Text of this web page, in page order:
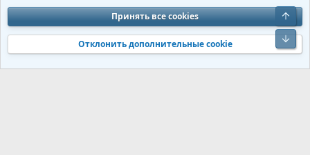
Обратная связь
Условия и правила
Политика конфиденциальности
Помощь
S
S
Community platform by XenForo® © 2010-2026 XenForo Ltd. Перевод от
Jumuro®|Media embeds via s9e/MediaSites
Принять все cookies
Отклонить дополнительные cookie
Верх
Низ